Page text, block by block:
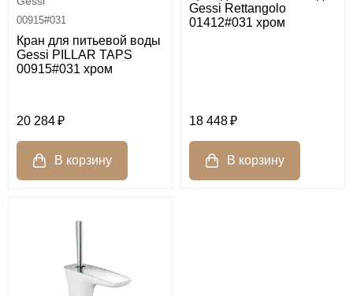
00915#031
Кран для питьевой воды
Gessi PILLAR TAPS
00915#031 хром
20 284
Gessi Rettangolo
01412#031 хром
18 448